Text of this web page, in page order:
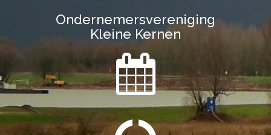
Ondernemersvereniging
Kleine Kernen